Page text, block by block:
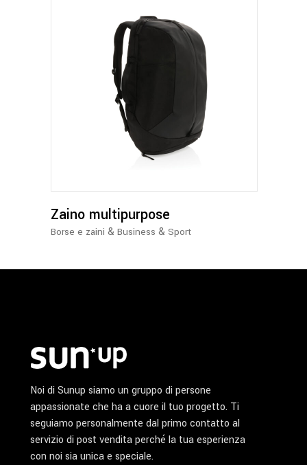
prodotto
Zaino multipurpose
Borse e zaini & Business & Sport
Noi di Sunup siamo un gruppo di persone
appassionate che ha a cuore il tuo progetto. Ti
seguiamo personalmente dal primo contatto al
servizio di post vendita perché la tua esperienza
con noi sia unica e speciale.